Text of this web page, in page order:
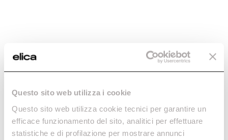
Questo sito web utilizza i cookie
Questo sito web utilizza cookie tecnici per garantire un
efficace funzionamento del sito, analitici per effettuare
statistiche e di profilazione per mostrare annunci